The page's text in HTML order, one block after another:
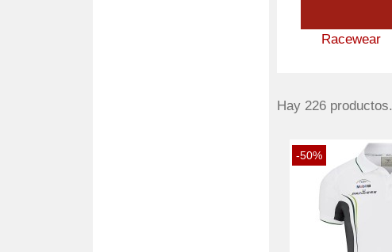
Racewear
Hay 226 productos.
-50%